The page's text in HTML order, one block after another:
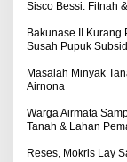
Sisco Bessi: Fitnah
Bakunase II
Susah Pupuk
Masalah Minyak
Airnona
Warga Airmata
Tanah & Lahan
Reses, Mokris Lay